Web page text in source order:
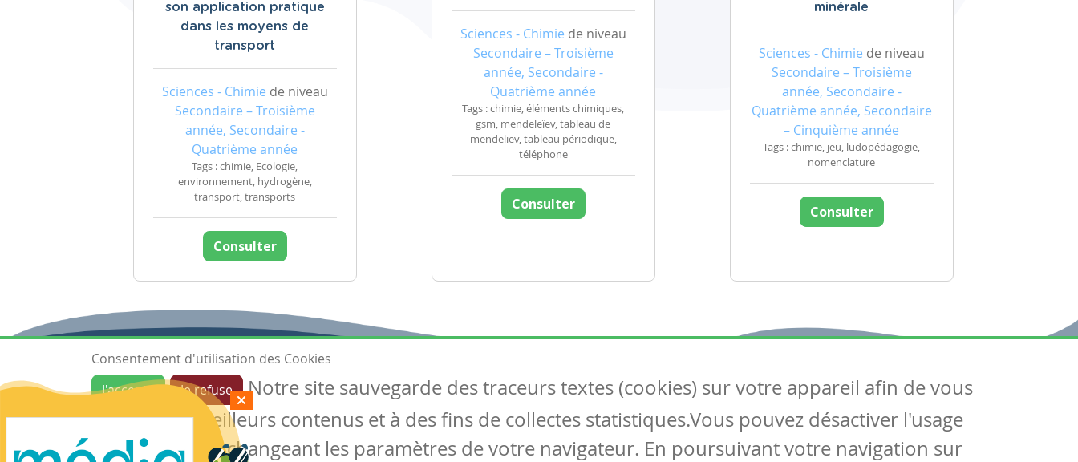
son application pratique
dans les moyens de
transport
Sciences - Chimie de niveau
Secondaire – Troisième
année, Secondaire -
Quatrième année
Tags : chimie, Ecologie,
environnement, hydrogène,
transport, transports
Consulter
Sciences - Chimie de niveau
Secondaire – Troisième
année, Secondaire -
Quatrième année
Tags : chimie, éléments chimiques,
gsm, mendeleïev, tableau de
mendeliev, tableau périodique,
téléphone
Consulter
minérale
Sciences - Chimie de niveau
Secondaire – Troisième
année, Secondaire -
Quatrième année, Secondaire
– Cinquième année
Tags : chimie, jeu, ludopédagogie,
nomenclature
Consulter
Ressources
Les ressources
Créer une ressource
Articles
Tous les articles
Articles DYS
Suivez-nous
Contactez-nous
Soutien scolaire
Consentement d'utilisation des Cookies
J'accepte
Je refuse
Notre site sauvegarde des traceurs textes (cookies) sur votre appareil afin de vous
garantir de meilleurs contenus et à des fins de collectes statistiques.Vous pouvez désactiver l'usage
des cookies en changeant les paramètres de votre navigateur. En poursuivant votre navigation sur